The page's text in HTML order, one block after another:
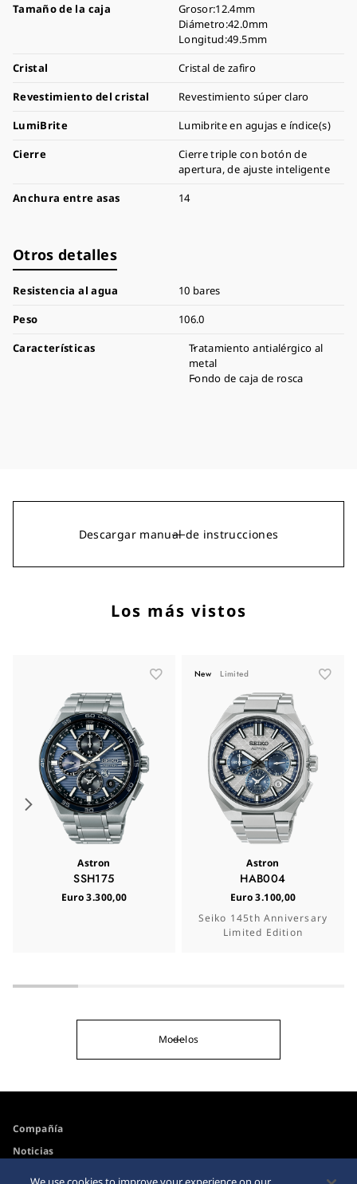
Tamaño de la caja
Grosor:12.4mm
Diámetro:42.0mm
Longitud:49.5mm
Cristal
Cristal de zafiro
Revestimiento del cristal
Revestimiento súper claro
LumiBrite
Lumibrite en agujas e índice(s)
Cierre
Cierre triple con botón de
apertura, de ajuste inteligente
Anchura entre asas
14
Otros detalles
Resistencia al agua
10 bares
Peso
106.0
Características
Tratamiento antialérgico al
metal
Fondo de caja de rosca
Descargar manual de instrucciones
Los más vistos
Astron
SSH175
Euro 3.300,00
New Limited
Astron
HAB004
Euro 3.100,00
Seiko 145th Anniversary
Limited Edition
Modelos
Compañía
Noticias